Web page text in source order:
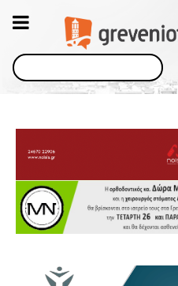
Αναζήτηση